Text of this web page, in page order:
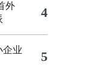
外
4
企业
5